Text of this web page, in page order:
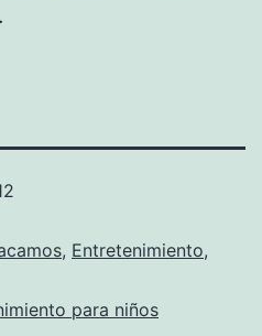
, Entretenimiento,
para niños